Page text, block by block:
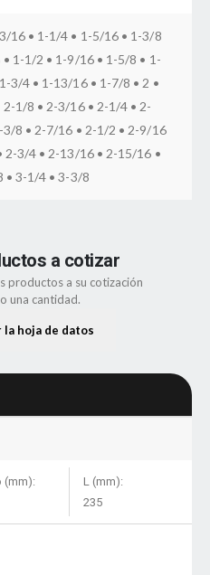
16 • 1-1/4 • 1-5/16 • 1-3/8
• 1-1/2 • 1-9/16 • 1-5/8 • 1-
3/4 • 1-13/16 • 1-7/8 • 2 •
2-1/8 • 2-3/16 • 2-1/4 • 2-
3/8 • 2-7/16 • 2-1/2 • 2-9/16
2-3/4 • 2-13/16 • 2-15/16 •
• 3-1/4 • 3-3/8
a cotizar
productos a su cotización
una cantidad.
la hoja de datos
(mm):
L (mm):
235